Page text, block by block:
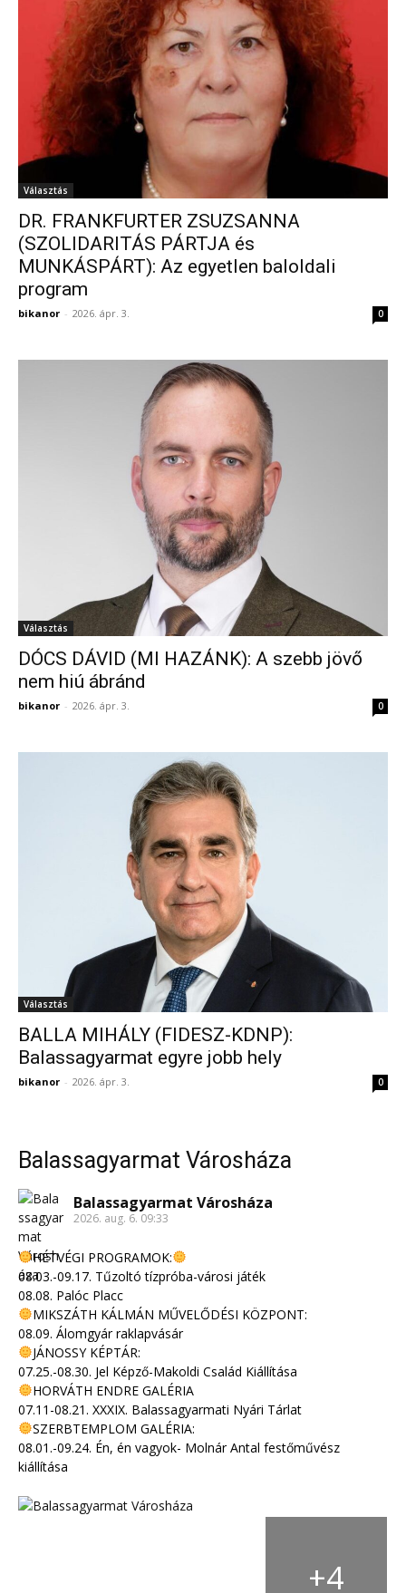
Választás
DR. FRANKFURTER ZSUZSANNA
(SZOLIDARITÁS PÁRTJA és
MUNKÁSPÁRT): Az egyetlen baloldali
program
bikanor - 2026. ápr. 3. 0
Választás
DÓCS DÁVID (MI HAZÁNK): A szebb jövő
nem hiú ábránd
bikanor - 2026. ápr. 3. 0
Választás
BALLA MIHÁLY (FIDESZ-KDNP):
Balassagyarmat egyre jobb hely
bikanor - 2026. ápr. 3. 0
Balassagyarmat Városháza
Balassagyarmat Városháza
2026. aug. 6. 09:33
HÉTVÉGI PROGRAMOK:
08.03.-09.17. Tűzoltó tízpróba-városi játék
08.08. Palóc Placc
MIKSZÁTH KÁLMÁN MŰVELŐDÉSI KÖZPONT:
08.09. Álomgyár raklapvásár
JÁNOSSY KÉPTÁR:
07.25.-08.30. Jel Képző-Makoldi Család Kiállítása
HORVÁTH ENDRE GALÉRIA
07.11-08.21. XXXIX. Balassagyarmati Nyári Tárlat
SZERBTEMPLOM GALÉRIA:
08.01.-09.24. Én, én vagyok- Molnár Antal festőművész
kiállítása
+4